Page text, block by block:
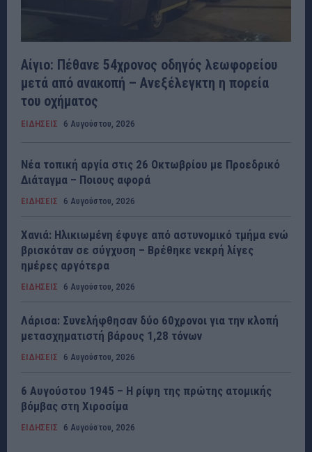
Αίγιο: Πέθανε 54χρονος οδηγός λεωφορείου
μετά από ανακοπή – Ανεξέλεγκτη η πορεία
του οχήματος
ΕΙΔΗΣΕΙΣ 6 Αυγούστου, 2026
Νέα τοπική αργία στις 26 Οκτωβρίου με Προεδρικό
Διάταγμα – Ποιους αφορά
ΕΙΔΗΣΕΙΣ 6 Αυγούστου, 2026
Χανιά: Ηλικιωμένη έφυγε από αστυνομικό τμήμα ενώ
βρισκόταν σε σύγχυση – Βρέθηκε νεκρή λίγες
ημέρες αργότερα
ΕΙΔΗΣΕΙΣ 6 Αυγούστου, 2026
Λάρισα: Συνελήφθησαν δύο 60χρονοι για την κλοπή
μετασχηματιστή βάρους 1,28 τόνων
ΕΙΔΗΣΕΙΣ 6 Αυγούστου, 2026
6 Αυγούστου 1945 – Η ρίψη της πρώτης ατομικής
βόμβας στη Χιροσίμα
ΕΙΔΗΣΕΙΣ 6 Αυγούστου, 2026